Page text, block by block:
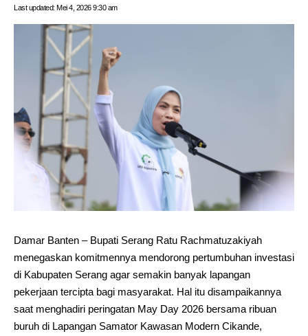
Last updated: Mei 4, 2026 9:30 am
Damar Banten – Bupati Serang Ratu Rachmatuzakiyah
menegaskan komitmennya mendorong pertumbuhan investasi
di Kabupaten Serang agar semakin banyak lapangan
pekerjaan tercipta bagi masyarakat. Hal itu disampaikannya
saat menghadiri peringatan May Day 2026 bersama ribuan
buruh di Lapangan Samator Kawasan Modern Cikande,